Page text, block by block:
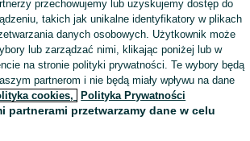
Wyświetlenia:
/ SMS
przechowujemy lub uzyskujemy dostęp do
takich jak unikalne identyfikatory w plikach
danych osobowych. Użytkownik może
lub zarządzać nimi, klikając poniżej lub w
na stronie polityki prywatności. Te wybory będą
partnerom i nie będą miały wpływu na dane
cookies, Polityka Prywatności
partnerami przetwarzamy dane w celu